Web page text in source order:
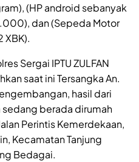
(HP android sebanyak
dan (Sepeda Motor
XBK).
Sergai IPTU ZULFAN
saat ini Tersangka An.
hasil dari
berada dirumah
Perintis Kemerdekaan,
Kecamatan Tanjung
Bedagai.